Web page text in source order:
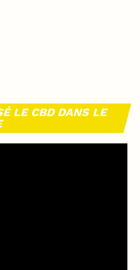
LE CBD DANS LE